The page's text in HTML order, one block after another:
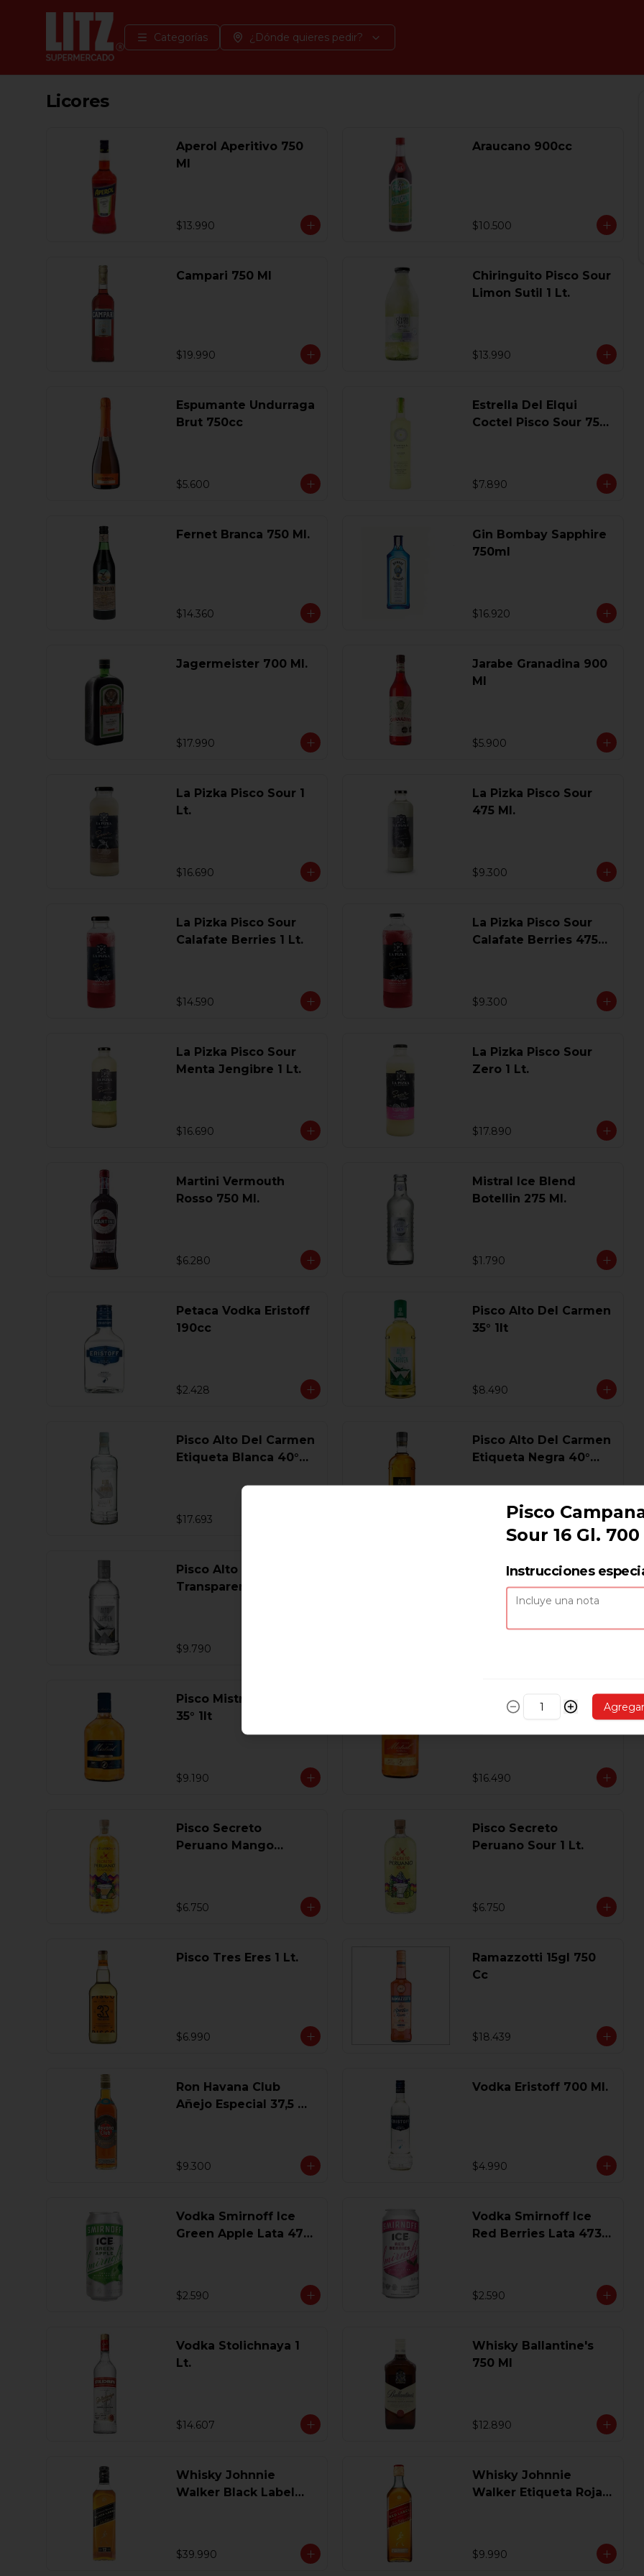
Categorías ¿Dónde quieres pedir?
Licores
Aperol Aperitivo 750
Ml
$13.990
Araucano 900cc
$10.500
Campari 750 Ml
$19.990
Chiringuito Pisco Sour
Limon Sutil 1 Lt.
$13.990
Espumante Undurraga
Brut 750cc
$5.600
Estrella Del Elqui
Coctel Pisco Sour 750
$7.890
Fernet Branca 750 Ml.
$14.360
Gin Bombay Sapphire
750ml
$16.920
Jagermeister 700 Ml.
$17.990
Jarabe Granadina 900
Ml
$5.900
La Pizka Pisco Sour 1
Lt.
$16.690
La Pizka Pisco Sour
475 Ml.
$9.300
La Pizka Pisco Sour
Calafate Berries 1 Lt.
$14.590
La Pizka Pisco Sour
Calafate Berries 475
$9.300
La Pizka Pisco Sour
Menta Jengibre 1 Lt.
$16.690
La Pizka Pisco Sour
Zero 1 Lt.
$17.890
Martini Vermouth
Rosso 750 Ml.
$6.280
Mistral Ice Blend
Botellin 275 Ml.
$1.790
Petaca Vodka Eristoff
190cc
$2.428
Pisco Alto Del Carmen
35° 1lt
$8.490
Pisco Alto Del Carmen
Etiqueta Blanca 40°
$17.693
Pisco Alto Del Carmen
Etiqueta Negra 40°
$17.440
Pisco Alto Del Carmen
Transparente 40° 750
$9.790
Pisco Campanario
Sour 16 Gl. 700 Ml.
Pisco Mistral Especial
35° 1lt
$9.190
Pisco Mistral Nobel
Añejado En Roble
Clasico 40 Gl.750 Ml.
$16.490
Pisco Secreto
Peruano Mango
$6.750
Pisco Secreto
Peruano Sour 1 Lt.
$6.750
Pisco Tres Eres 1 Lt.
$6.990
Ramazzotti 15gl 750
Cc
$18.439
Ron Havana Club
Añejo Especial 37,5 Gl
$9.300
Vodka Eristoff 700 Ml.
$4.990
Vodka Smirnoff Ice
Green Apple Lata 473
$2.590
Vodka Smirnoff Ice
Red Berries Lata 473
$2.590
Vodka Stolichnaya 1
Lt.
$14.607
Whisky Ballantine's
750 Ml
$12.890
Whisky Johnnie
Walker Black Label
$39.990
Whisky Johnnie
Walker Etiqueta Roja
$9.990
Pisco
Sour 16 Gl.
Instrucciones
Agregar